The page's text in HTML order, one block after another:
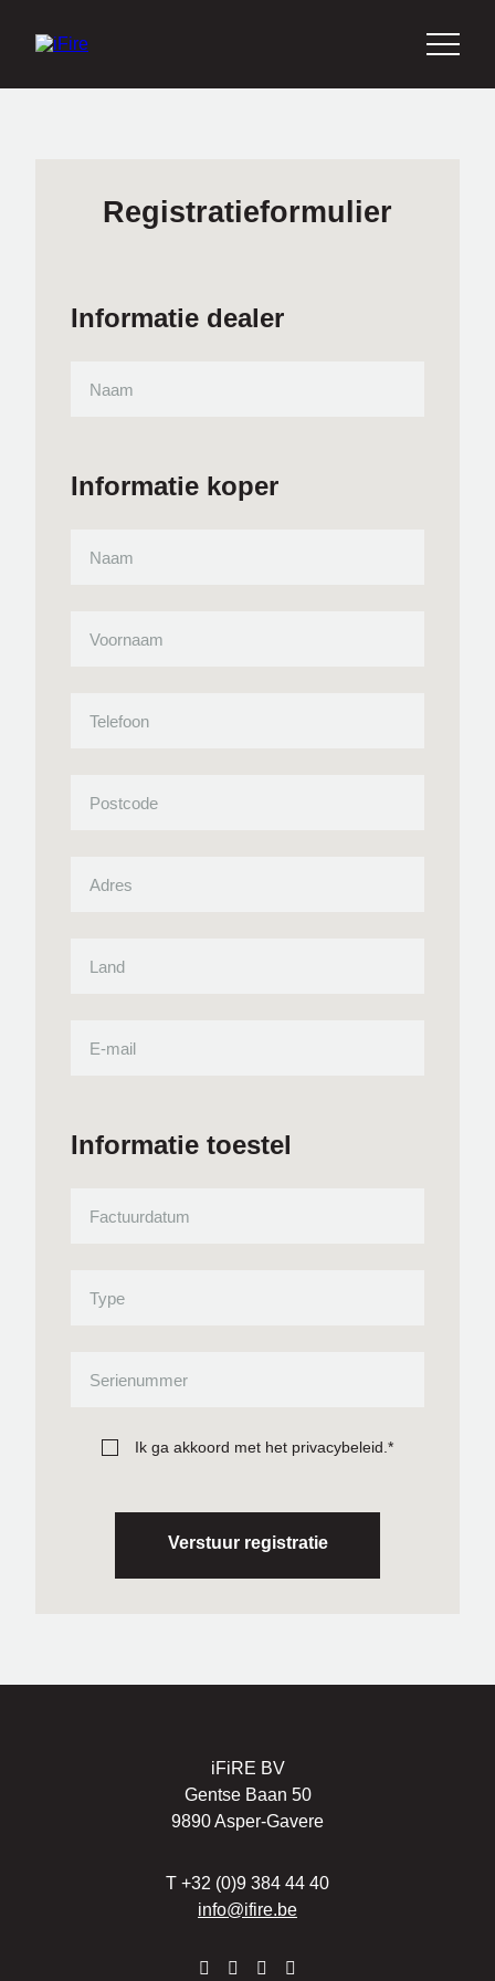
Registratieformulier
Informatie dealer
Informatie koper
Informatie toestel
Ik ga akkoord met het privacybeleid. *
iFiRE BV
Gentse Baan 50
9890 Asper-Gavere
T +32 (0)9 384 44 40
info@ifire.be